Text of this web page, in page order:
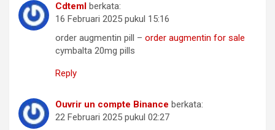
Cdteml berkata:
16 Februari 2025 pukul 15:16
order augmentin pill – order augmentin for sale
cymbalta 20mg pills
Reply
Ouvrir un compte Binance berkata:
22 Februari 2025 pukul 02:27